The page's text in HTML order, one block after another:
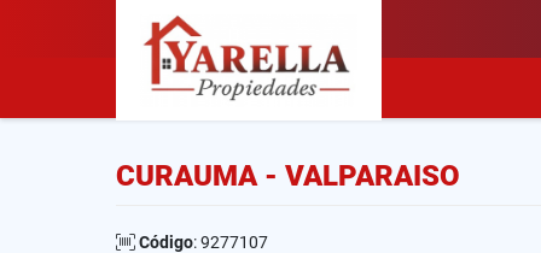
CURAUMA - VALPARAISO
Código: 9277107